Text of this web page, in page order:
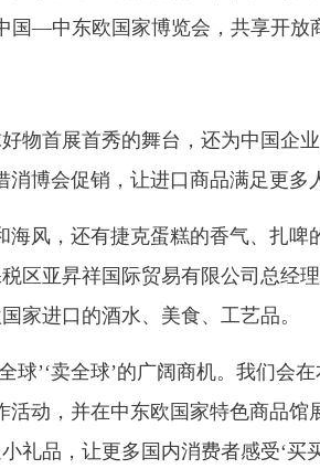
国—中东欧国家博览会，共享开放
物首展首秀的舞台，还为中国企
消博会促销，让进口商品满足更多
海风，还有捷克蛋糕的香气、扎啤
区亚昇祥国际贸易有限公司总经
家进口的酒水、美食、工艺品。
球’‘卖全球’的广阔商机。我们会
活动，并在中东欧国家特色商品
礼品，让更多国内消费者感受‘买